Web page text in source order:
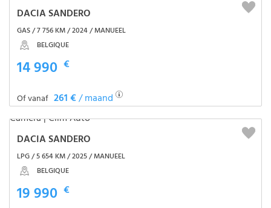
DACIA SANDERO
GAS / 7 756 KM / 2024 / MANUEEL
BELGIQUE
14 990 €
Of vanaf 261 €/ maand
DACIA SANDERO
LPG / 5 654 KM / 2025 / MANUEEL
BELGIQUE
19 990 €